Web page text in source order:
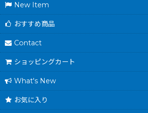
New Item
おすすめ商品
Contact
ショッピングカート
What's New
お気に入り